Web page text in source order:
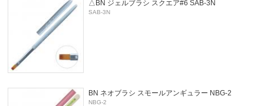
△BN ジェルブラシ スクエア#6 SAB-3N
SAB-3N
BN ネオブラシ スモールアンギュラー NBG-2
NBG-2